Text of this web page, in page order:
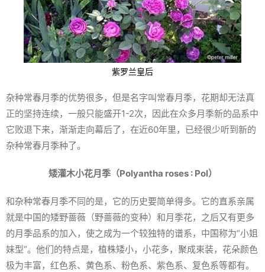
紫罗兰皇后
杂种常春月季的优势很多，但是名字叫常春月季，花期却无法真
正的坚持连续，一般只能盛开1-2次，因此在众多月季新的品系中
它败退下来，渐渐走向幕后了，在近60年里，已经很少听到新的
杂种常春月季种了。
矮灌木小花月季（Polyantha roses : Pol）
和杂种常春月季不同的是，它的历史要简单得多。它的直系亲属
就是中国的矮野蔷薇（野蔷薇的变种）和月季花，之后又有更多
的月季品系的加入，使之成为一个较独特的谱系，中国称为“小姐
妹型”。他们的特点是，植株矮小，小花多，聚成束装，花朵颜色
极为丰富，红色系、黄色系、粉色系、紫色系、复色系等都有。